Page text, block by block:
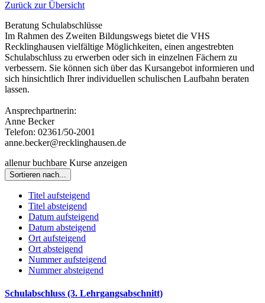
Zurück zur Übersicht
Beratung Schulabschlüsse
Im Rahmen des Zweiten Bildungswegs bietet die VHS
Recklinghausen vielfältige Möglichkeiten, einen angestrebten
Schulabschluss zu erwerben oder sich in einzelnen Fächern zu
verbessern. Sie können sich über das Kursangebot informieren und
sich hinsichtlich Ihrer individuellen schulischen Laufbahn beraten
lassen.
Ansprechpartnerin:
Anne Becker
Telefon: 02361/50-2001
anne.becker@recklinghausen.de
allenur buchbare Kurse anzeigen
Sortieren nach...
Titel aufsteigend
Titel absteigend
Datum aufsteigend
Datum absteigend
Ort aufsteigend
Ort absteigend
Nummer aufsteigend
Nummer absteigend
Schulabschluss (3. Lehrgangsabschnitt)